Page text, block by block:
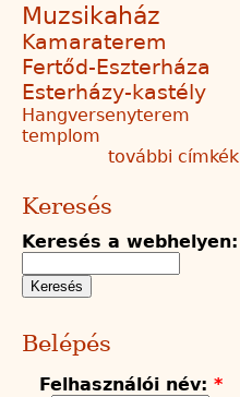
Muzsikaház
Kamaraterem
Fertőd-Eszterháza
Esterházy-kastély
Hangversenyterem
templom
további címkék
Keresés
Keresés a webhelyen:
Belépés
Felhasználói név: *